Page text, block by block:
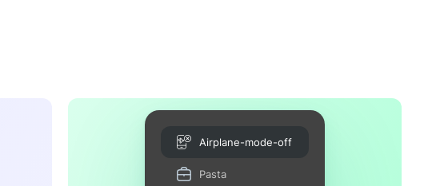
Airplane-mode-off
Pasta